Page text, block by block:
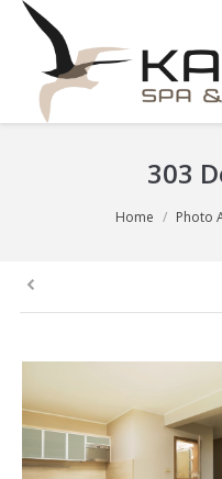
303
Home Photo